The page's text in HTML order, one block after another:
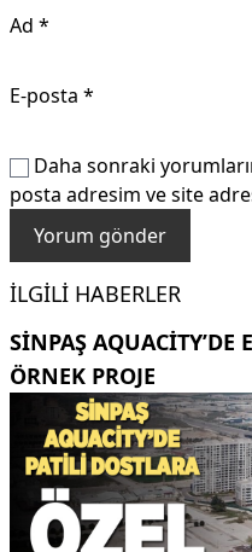
Ad *
E-posta *
Daha sonraki
posta adresim ve site
İLGILI HABERLER
SINPAŞ AQUACITY’DE
ÖRNEK PROJE